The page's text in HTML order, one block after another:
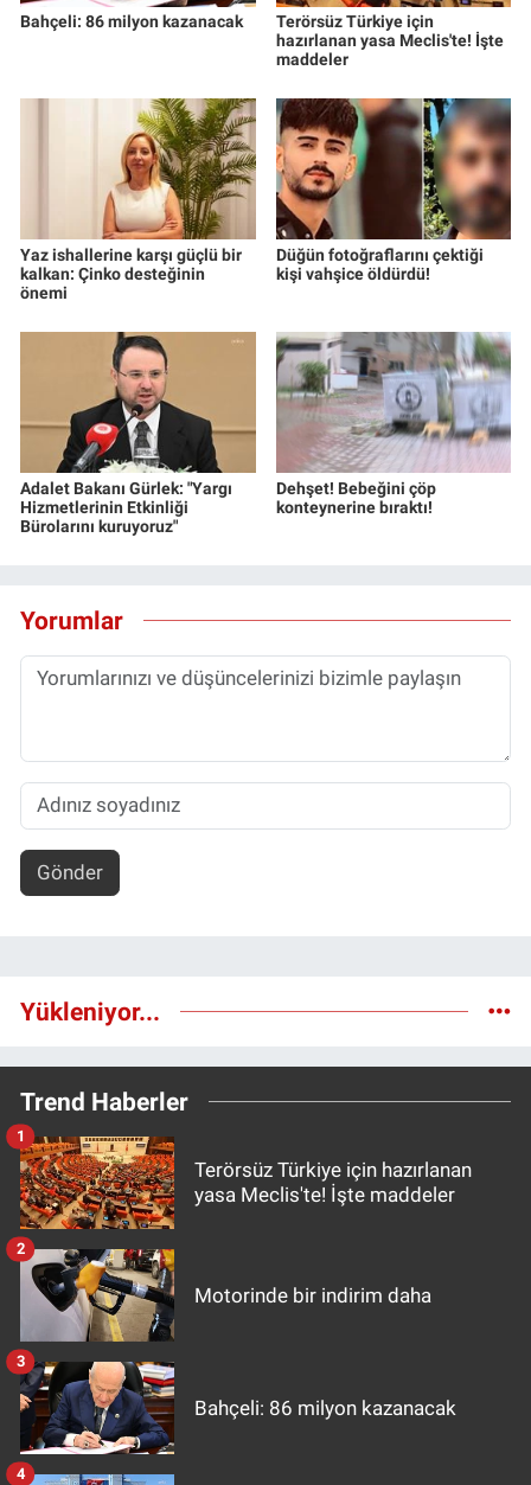
Bahçeli: 86 milyon kazanacak
Terörsüz Türkiye için
hazırlanan yasa Meclis'te! İşte
maddeler
Yaz ishallerine karşı güçlü bir
kalkan: Çinko desteğinin
önemi
Düğün fotoğraflarını çektiği
kişi vahşice öldürdü!
Adalet Bakanı Gürlek: "Yargı
Hizmetlerinin Etkinliği
Bürolarını kuruyoruz"
Dehşet! Bebeğini çöp
konteynerine bıraktı!
Yorumlar
Gönder
Yükleniyor...
Trend Haberler
Terörsüz Türkiye için hazırlanan
yasa Meclis'te! İşte maddeler
1
Motorinde bir indirim daha
2
Bahçeli: 86 milyon kazanacak
3
4